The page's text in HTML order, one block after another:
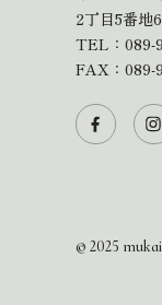
2丁目5番地6
TEL： 089-
FAX：089-
© 2025